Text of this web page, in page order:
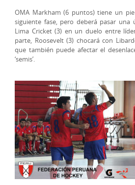
OMA Markham (6 puntos) tiene un
siguiente fase, pero deberá pasar una
Lima Cricket (3) en un duelo entre
parte, Roosevelt (3) chocará con
que también puede afectar el
‘semis’.